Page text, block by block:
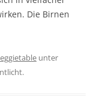
Die Birnen
unter